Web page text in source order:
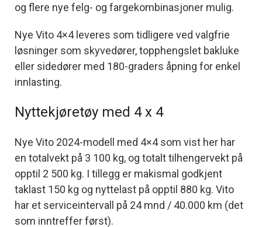
og flere nye felg- og fargekombinasjoner mulig.
Nye Vito 4×4 leveres som tidligere ved valgfrie
løsninger som skyvedører, topphengslet bakluke
eller sidedører med 180-graders åpning for enkel
innlasting.
Nyttekjøretøy med 4 x 4
Nye Vito 2024-modell med 4×4 som vist her har
en totalvekt på 3 100 kg, og totalt tilhengervekt på
opptil 2 500 kg. I tillegg er makismal godkjent
taklast 150 kg og nyttelast på opptil 880 kg. Vito
har et serviceintervall på 24 mnd / 40.000 km (det
som inntreffer først).